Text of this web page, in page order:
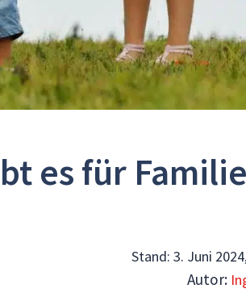
es für
Stand: 3. Juni
Autor: